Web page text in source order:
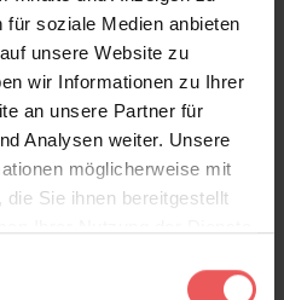
soziale Medien anbieten
unsere Website zu
wir Informationen zu Ihrer
an unsere Partner für
Analysen weiter. Unsere
möglicherweise mit
Sie ihnen bereitgestellt